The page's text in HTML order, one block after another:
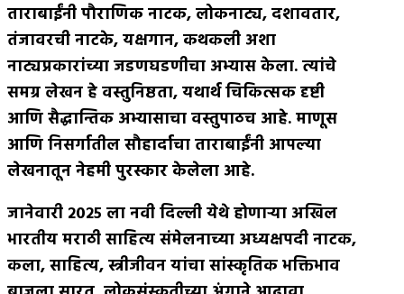
ताराबाईंनी पौराणिक नाटक,लोकनाट्य,दशावतार,
तंजावरची नाटके,यक्षगान,कथकली अशा
नाट्यप्रकारांच्या जडणघडणीचा अभ्यास केला.त्यांचे
समग्र लेखन हे वस्तुनिष्ठता,यथार्थ चिकित्सक दृष्टी
आणि सैद्धान्तिक अभ्यासाचा वस्तुपाठच आहे.माणूस
आणि निसर्गातील सौहार्दाचा ताराबाईंनी आपल्या
लेखनातून नेहमी पुरस्कार केलेला आहे.
जानेवारी २०२५ ला नवी दिल्ली येथे होणार्‍या अखिल
भारतीय मराठी साहित्य संमेलनाच्या अध्यक्षपदी नाटक,
कला,साहित्य,स्त्रीजीवन यांचा सांस्कृतिक भक्तिभाव